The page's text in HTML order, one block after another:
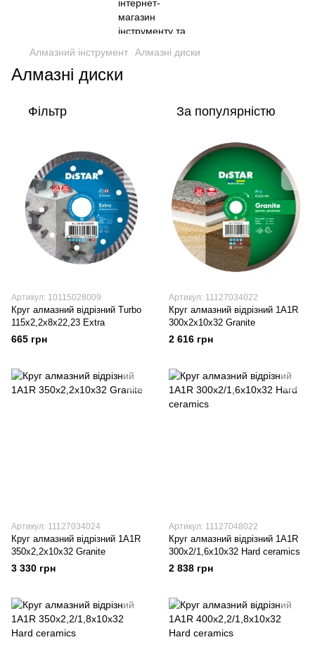
Алмазний інструмент Алмазні диски
Алмазні диски
Фільтр За популярністю
Артикул: 10115028009
Круг алмазний вiдрiзний Turbo
115x2,2x8x22,23 Extra
665 грн
Артикул: 11127034022
Круг алмазний вiдрiзний 1A1R
300x2x10x32 Granite
2 616 грн
Артикул: 11127034024
Круг алмазний вiдрiзний 1A1R
350x2,2x10x32 Granite
3 330 грн
Артикул: 11127048022
Круг алмазний вiдрiзний 1A1R
300x2/1,6x10x32 Hard ceramics
2 838 грн